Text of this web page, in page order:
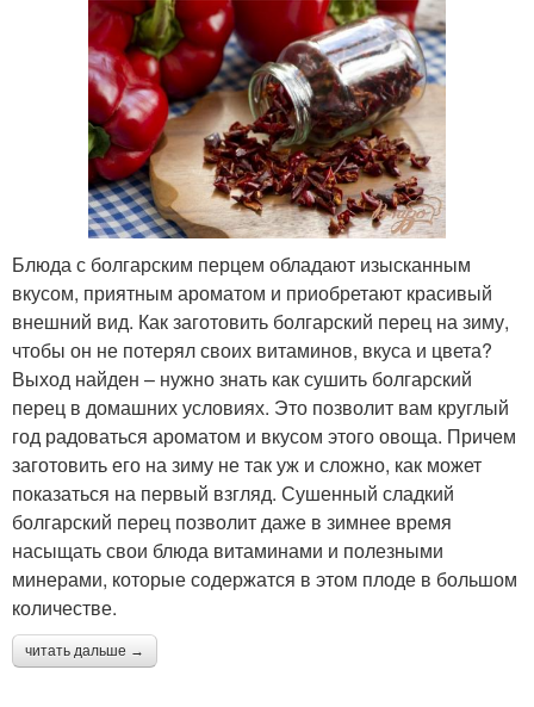
Блюда с болгарским перцем обладают изысканным
вкусом, приятным ароматом и приобретают красивый
внешний вид. Как заготовить болгарский перец на зиму,
чтобы он не потерял своих витаминов, вкуса и цвета?
Выход найден – нужно знать как сушить болгарский
перец в домашних условиях. Это позволит вам круглый
год радоваться ароматом и вкусом этого овоща. Причем
заготовить его на зиму не так уж и сложно, как может
показаться на первый взгляд. Сушенный сладкий
болгарский перец позволит даже в зимнее время
насыщать свои блюда витаминами и полезными
минерами, которые содержатся в этом плоде в большом
количестве.
читать дальше →